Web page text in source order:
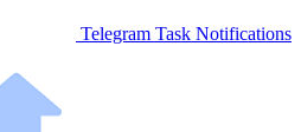
Telegram Task Notifications